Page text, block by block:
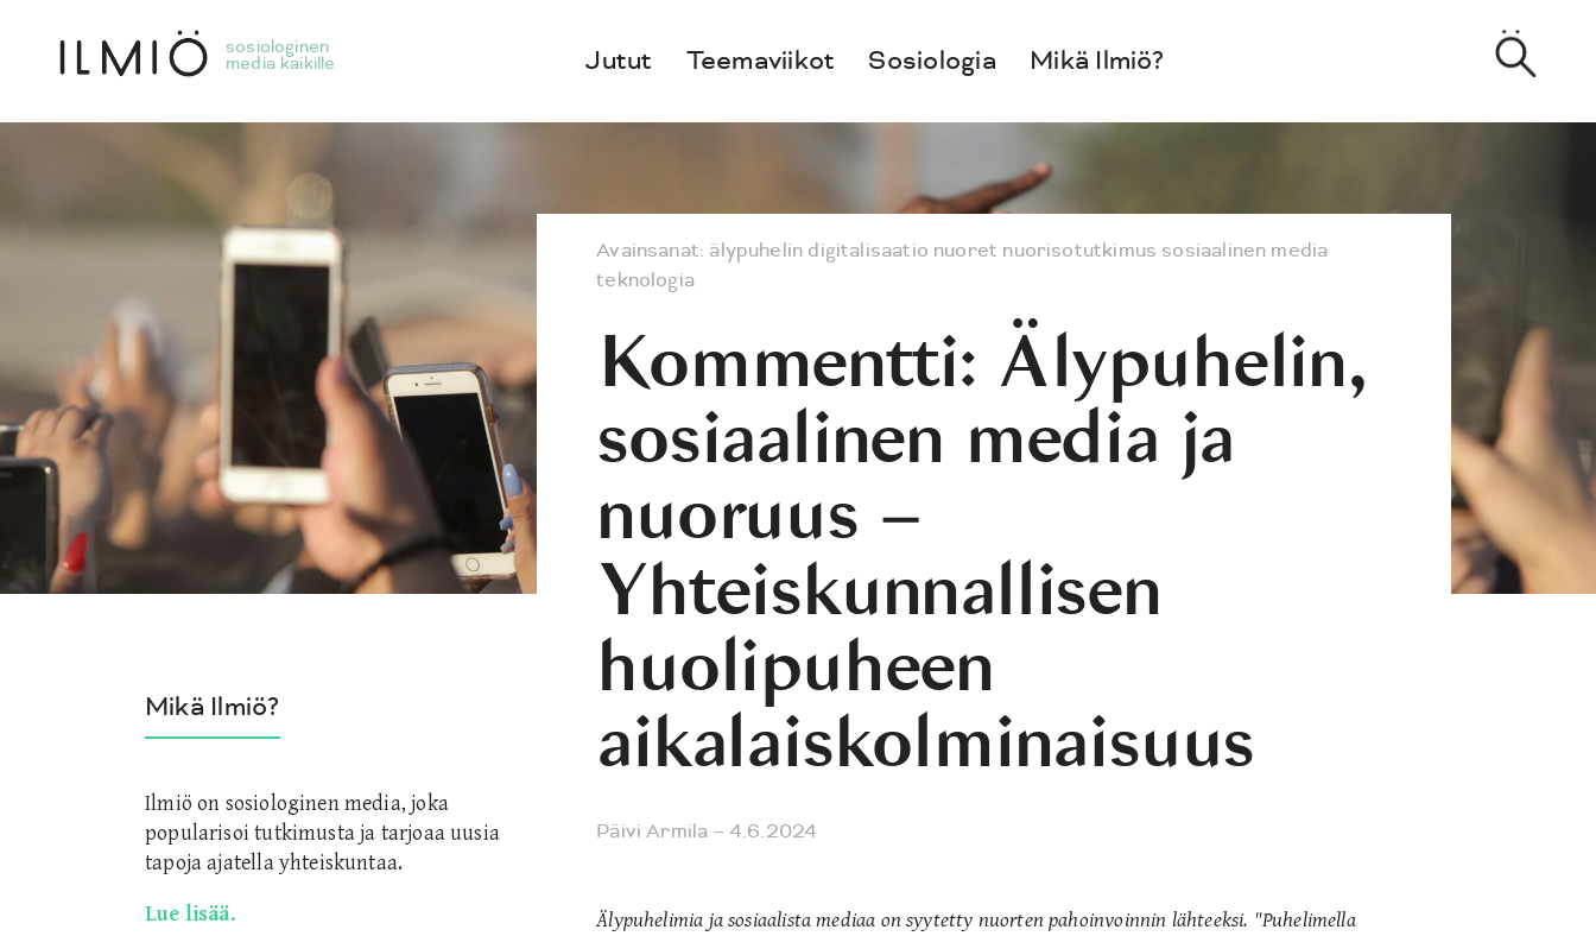
Jutut Teemaviikot Sosiologia Mikä Ilmiö?
Mikä Ilmiö?
Ilmiö on sosiologinen media, joka
popularisoi tutkimusta ja tarjoaa uusia
tapoja ajatella yhteiskuntaa.
Lue lisää.
Avainsanat: älypuhelin digitalisaatio nuoret nuorisotutkimus sosiaalinen media
teknologia
Kommentti: Älypuhelin,
sosiaalinen media ja
nuoruus –
Yhteiskunnallisen
huolipuheen
aikalaiskolminaisuus
Päivi Armila – 4.6.2024
Älypuhelimia ja sosiaalista mediaa on syytetty nuorten pahoinvoinnin lähteeksi. "Puhelimella